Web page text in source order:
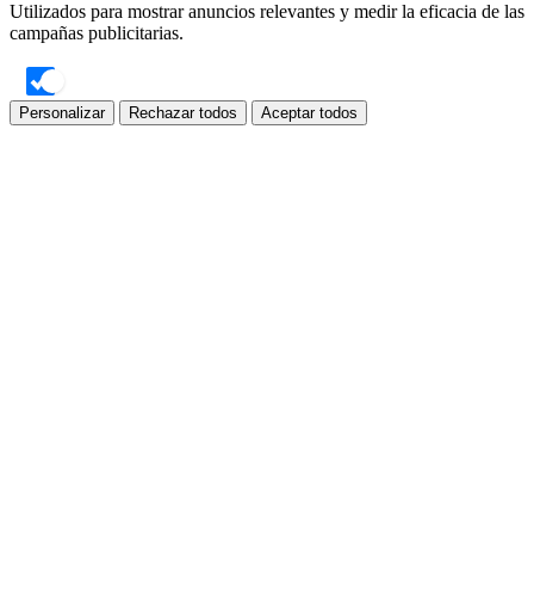
Utilizados para mostrar anuncios relevantes y medir la eficacia de las
campañas publicitarias.
Personalizar Rechazar todos Aceptar todos